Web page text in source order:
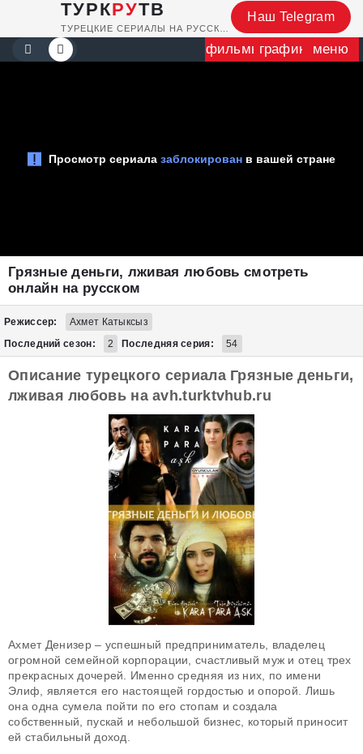
ТУРКРУТВ Наш Telegram
фильмыграфик меню
Грязные деньги, лживая любовь смотреть
онлайн на русском
Режиссер:
Ахмет Катыксыз
Последний сезон:
2 Последняя серия: 54
Описание турецкого сериала Грязные деньги,
лживая любовь на avh.turktvhub.ru
Ахмет Денизер – успешный предприниматель, владелец
огромной семейной корпорации, счастливый муж и отец трех
прекрасных дочерей. Именно средняя из них, по имени
Элиф, является его настоящей гордостью и опорой. Лишь
она одна сумела пойти по его стопам и создала
собственный, пускай и небольшой бизнес, который приносит
ей стабильный доход.